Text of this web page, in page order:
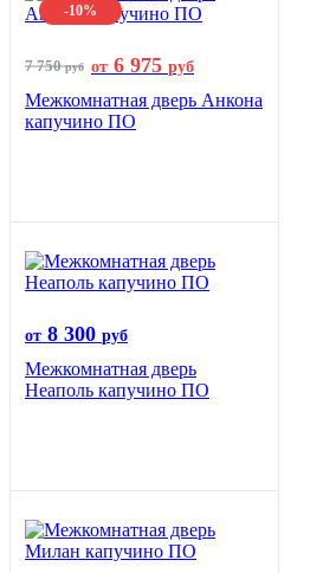
-10%
7 750руб от 6 975 руб
Межкомнатная дверь Анкона
капучино ПО
от 8 300 руб
Межкомнатная дверь
Неаполь капучино ПО